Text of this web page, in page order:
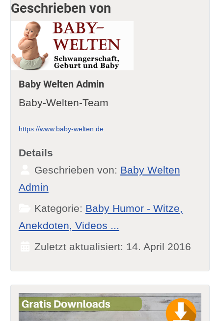
Geschrieben von
Baby Welten Admin
Baby-Welten-Team
https://www.baby-welten.de
Details
Geschrieben von: Baby Welten
Admin
Kategorie: Baby Humor - Witze,
Anekdoten, Videos ...
Zuletzt aktualisiert: 14. April 2016